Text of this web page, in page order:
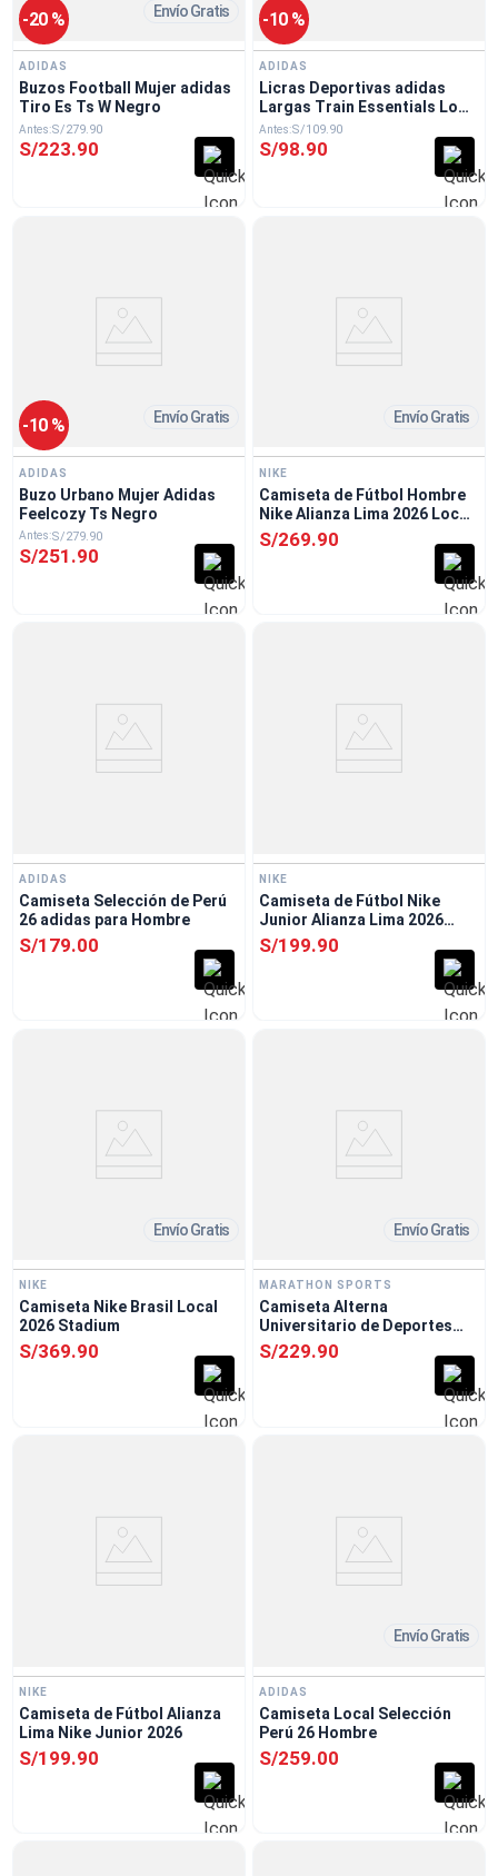
-20 % Envío Gratis
ADIDAS
Buzos Football Mujer adidas
Tiro Es Ts W Negro
S/279.90
S/223.90
-10 %
ADIDAS
Licras Deportivas adidas
Largas Train Essentials Logo
Grande Pretina Alta Negro
S/109.90
S/98.90
-10 % Envío Gratis
ADIDAS
Buzo Urbano Mujer Adidas
Feelcozy Ts Negro
S/279.90
S/251 .90
Envío Gratis
NIKE
Camiseta de Fútbol Hombre
Nike Alianza Lima 2026 Local
Blanco
S/269.90
ADIDAS
Camiseta Selección de Perú
26 adidas para Hombre
S/179.00
NIKE
Camiseta de Fútbol Nike
Junior Alianza Lima 2026
Visitante
S/199.90
Envío Gratis
NIKE
Camiseta Nike Brasil Local
2026 Stadium
S/369.90
Envío Gratis
MARATHON SPORTS
Camiseta Alterna
Universitario de Deportes
Hombre
S/229.90
NIKE
Camiseta de Fútbol Alianza
Lima Nike Junior 2026
S/199.90
Envío Gratis
ADIDAS
Camiseta Local Selección
Perú 26 Hombre
S/259.00